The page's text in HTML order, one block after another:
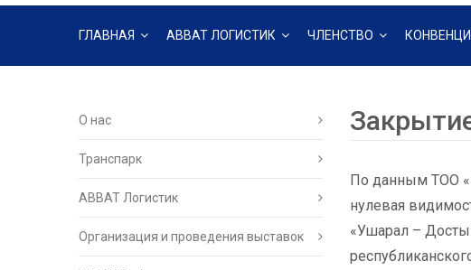
ГЛАВНАЯ АВВАТ ЛОГИСТИК ЧЛЕНСТВО
О нас
Транспарк
ABBAT Логистик
Организация и проведения выставок
По данным ТОО
нулевая
«Ушарал –